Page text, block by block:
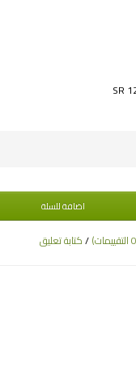
اضافة للسلة
/كتابة تعليق